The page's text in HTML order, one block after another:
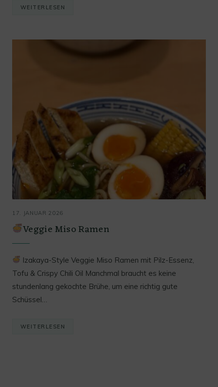
WEITERLESEN
17. JANUAR 2026
Veggie Miso Ramen
Izakaya-Style Veggie Miso Ramen mit Pilz-Essenz,
Tofu & Crispy Chili Oil Manchmal braucht es keine
stundenlang gekochte Brühe, um eine richtig gute
Schüssel…
WEITERLESEN